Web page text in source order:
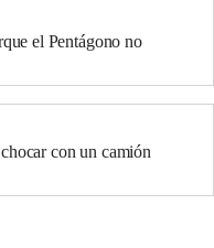
el Pentágono no
con un camión